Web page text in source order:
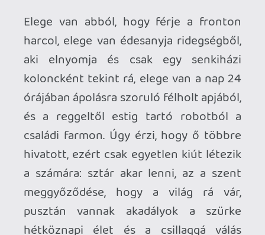
mégis legalább annyira könnyű elhinni,
mint amennyire fals az egész. Mintha a
látványvilág egyenesen Pearl elméjének
kivetülése lenne: olyan, akár egy könnyed
hangulatú, bohókás Disney-film, de
közben nagyon nem az, és West ezt már a
nyitójelenetben tudatosítja bennünk.